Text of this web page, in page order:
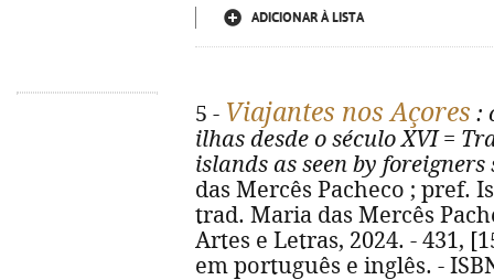
ADICIONAR À LISTA
5 - Viajantes nos Açores :
ilhas desde o século XVI=
islands as seen by
das Mercês Pacheco ; pref.
trad. Maria das Mercês
Artes e Letras, 2024. - 431,
em português e inglês. -